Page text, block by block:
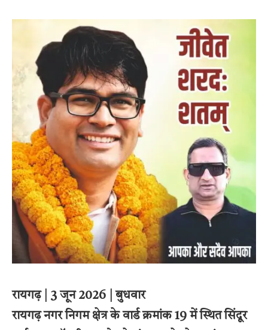
रायगढ़ | 3 जून 2026 | बुधवार
रायगढ़ नगर निगम क्षेत्र के वार्ड क्रमांक 19 में स्थित सिंदूर